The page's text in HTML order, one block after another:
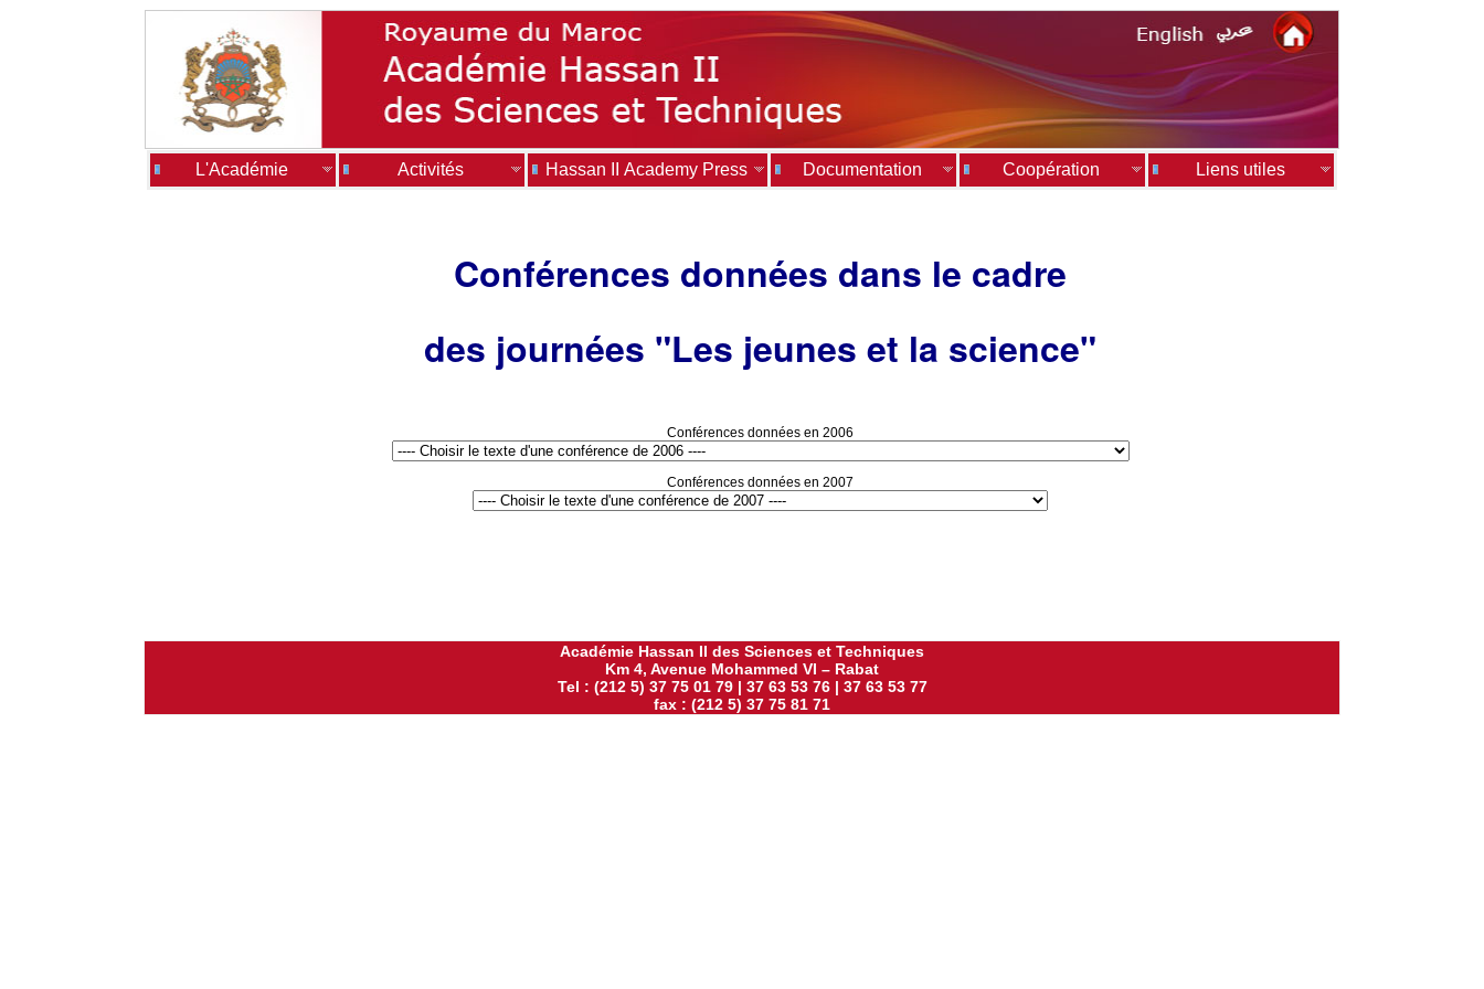
L'Académie Activités Hassan II Academy Press Documentation Coopération Liens utiles
Conférences données dans le cadre
des journées "Les jeunes et la science"
Conférences données en 2006
Conférences données en 2007
Académie Hassan II des Sciences et Techniques
Km 4, Avenue Mohammed VI – Rabat
Tel : (212 5) 37 75 01 79 | 37 63 53 76 | 37 63 53 77
fax : (212 5) 37 75 81 71